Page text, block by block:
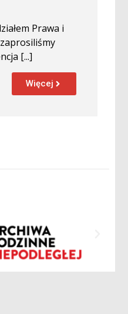
Prawa i
[...]
Więcej